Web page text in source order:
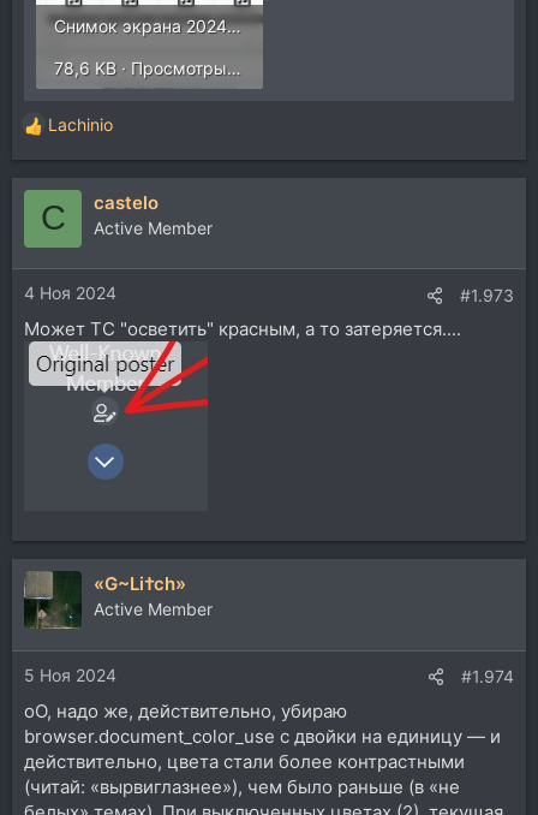
Снимок экрана 2024-11-04 в 21.53.19.png
78,6 KB · Просмотры: 249
Р
е
а
и
и
:
Lachinio
C castelo
Active Member
4 Ноя 2024 #1.973
Может ТС "осветить" красным, а то затеряется....
«G~Li†ch»
Active Member
5 Ноя 2024 #1.974
оО, надо же, действительно, убираю
browser.document_color_use с двойки на единицу — и
действительно, цвета стали более контрастными
(читай: «вырвиглазнее»), чем было раньше (в «не